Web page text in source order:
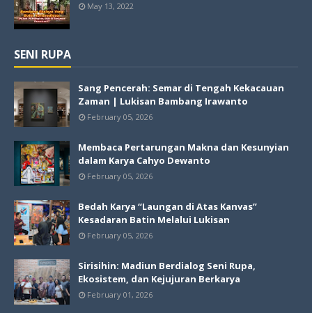
May 13, 2022
SENI RUPA
Sang Pencerah: Semar di Tengah Kekacauan
Zaman | Lukisan Bambang Irawanto
February 05, 2026
Membaca Pertarungan Makna dan Kesunyian
dalam Karya Cahyo Dewanto
February 05, 2026
Bedah Karya “Laungan di Atas Kanvas”
Kesadaran Batin Melalui Lukisan
February 05, 2026
Sirisihin: Madiun Berdialog Seni Rupa,
Ekosistem, dan Kejujuran Berkarya
February 01, 2026